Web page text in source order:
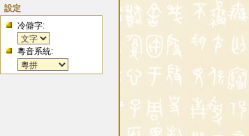
設定
冷僻字:
粵音系統: